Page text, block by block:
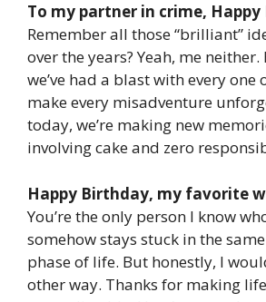
To my partner in crime,
Remember all those “brilliant”
over the years? Yeah, me
we’ve had a blast with every one
make every misadventure
today, we’re making new
involving cake and zero
Happy Birthday, my favorite
You’re the only person I know
somehow stays stuck in the
phase of life. But honestly, I
other way. Thanks for making